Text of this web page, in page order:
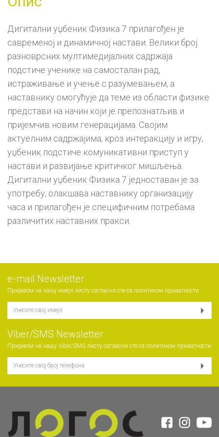
Дигитални уџбеник Физика 7 прилагођен је
савременој и динамичној настави. Велики број
разноврсних мултимедијалних садржаја
подстиче ученике на самосталан рад,
истраживање и учење с разумевањем, а
наставнику омогућује да теме из области физике
представи на начин који је препознатљив и
пријемчив новим генерацијама. Својим
актуелним садржајима, кроз интеракцију и игру,
уџбеник подстиче комуникативни приступ у
настави и развијање критичког мишљења.
Дигитални уџбеник Физика 7 једноставан је за
употребу, олакшава наставнику организацију
часа и прилагођен је специфичним потребама
различитих наставних пракси.
е-mail Newsletter
Пријавом на нашу имејл листу сагласни сте са политиком приватности
Viber/SMS Newsletter
Пријавом на нашу Viber/SMS листу сагласни сте са политиком приватности